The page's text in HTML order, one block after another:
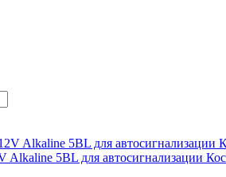
Alkaline 5BL для автосигнализации